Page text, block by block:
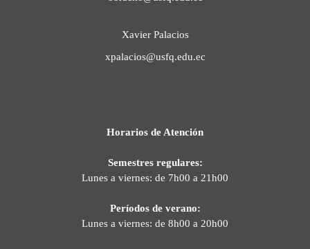
Xavier Palacios
xpalacios@usfq.edu.ec
Horarios de Atención
Semestres regulares:
Lunes a viernes: de 7h00 a 21h00
Períodos de verano:
Lunes a viernes: de 8h00 a 20h00